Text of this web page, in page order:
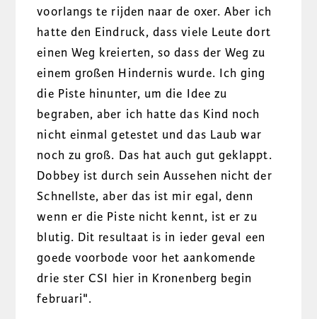
voorlangs te rijden naar de oxer. Aber ich
hatte den Eindruck, dass viele Leute dort
einen Weg kreierten, so dass der Weg zu
einem großen Hindernis wurde. Ich ging
die Piste hinunter, um die Idee zu
begraben, aber ich hatte das Kind noch
nicht einmal getestet und das Laub war
noch zu groß. Das hat auch gut geklappt.
Dobbey ist durch sein Aussehen nicht der
Schnellste, aber das ist mir egal, denn
wenn er die Piste nicht kennt, ist er zu
blutig. Dit resultaat is in ieder geval een
goede voorbode voor het aankomende
drie ster CSI hier in Kronenberg begin
februari".